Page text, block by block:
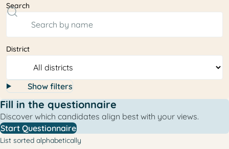
Search
District
Show filters
Fill in the questionnaire
Discover which candidates align best with your views.
Start Questionnaire
List sorted alphabetically